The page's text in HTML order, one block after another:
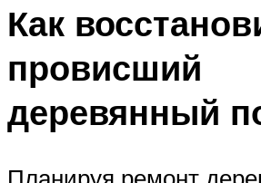
Как
провисший
деревянный